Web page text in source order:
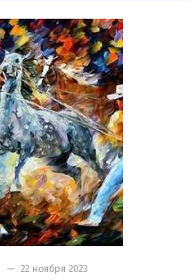
— 22 ноября 2023